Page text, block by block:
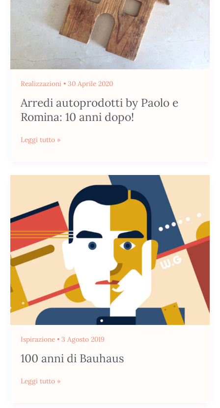
Realizzazioni• 30 Aprile 2020
Arredi autoprodotti by Paolo e
Romina: 10 anni dopo!
Leggi tutto »
Ispirazione• 3 Agosto 2019
100 anni di Bauhaus
Bauhaus
Leggi tutto »